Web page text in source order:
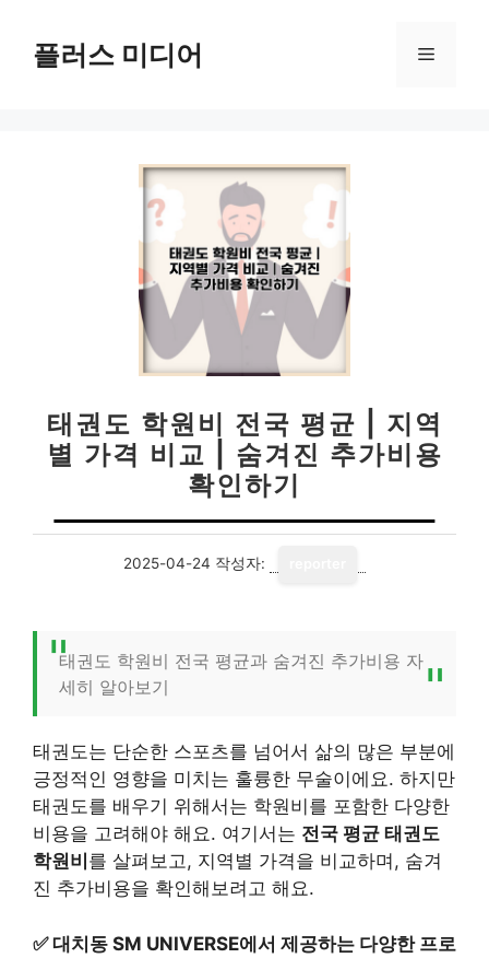
플러스 미디어 메
태권도 학원비 전국 평균 | 지역
별 가격 비교 | 숨겨진 추가비용
확인하기
2025-04-24 작성자:
태권도 학원비 전국 평균과 숨겨진 추가비용 자
세히 알아보기
태권도는 단순한 스포츠를 넘어서 삶의 많은 부분에
긍정적인 영향을 미치는 훌륭한 무술이에요. 하지만
태권도를 배우기 위해서는 학원비를 포함한 다양한
비용을 고려해야 해요. 여기서는 전국 평균 태권도
학원비 를 살펴보고, 지역별 가격을 비교하며, 숨겨
진 추가비용을 확인해보려고 해요.
✅대치동 SM UNIVERSE에서 제공하는 다양한 프로